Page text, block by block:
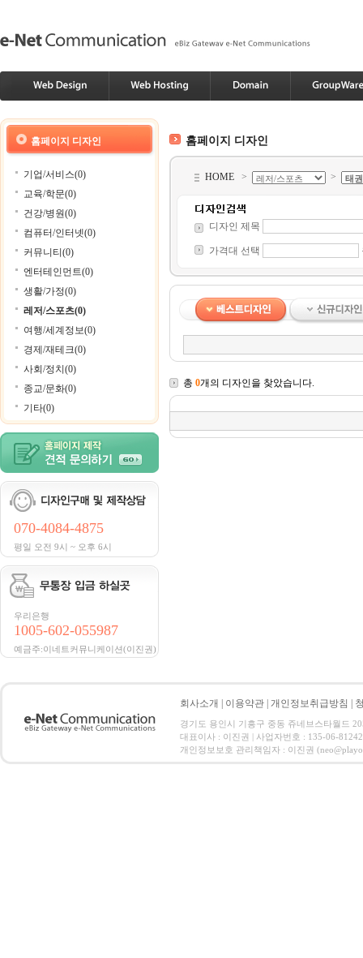
홈페이지 디자인
기업/서비스(0)
교육/학문(0)
건강/병원(0)
컴퓨터/인터넷(0)
커뮤니티(0)
엔터테인먼트(0)
생활/가정(0)
레저/스포츠(0)
여행/세계정보(0)
경제/재테크(0)
사회/정치(0)
종교/문화(0)
기타(0)
070-4084-4875
평일 오전 9시 ~ 오후 6시
우리은행
1005-602-055987
예금주:이네트커뮤니케이션(이진권)
홈페이지 디자인
HOME > >
디자인 제목
가격대 선택
총 0개의 디자인을 찾았습니다.
회사소개 이용약관 개인정보취급방침
경기도 용인시 기흥구 중동 쥬네브스타월드
대표이사 : 이진권 | 사업자번호 : 135-06-
개인정보보호 관리책임자 : 이진권